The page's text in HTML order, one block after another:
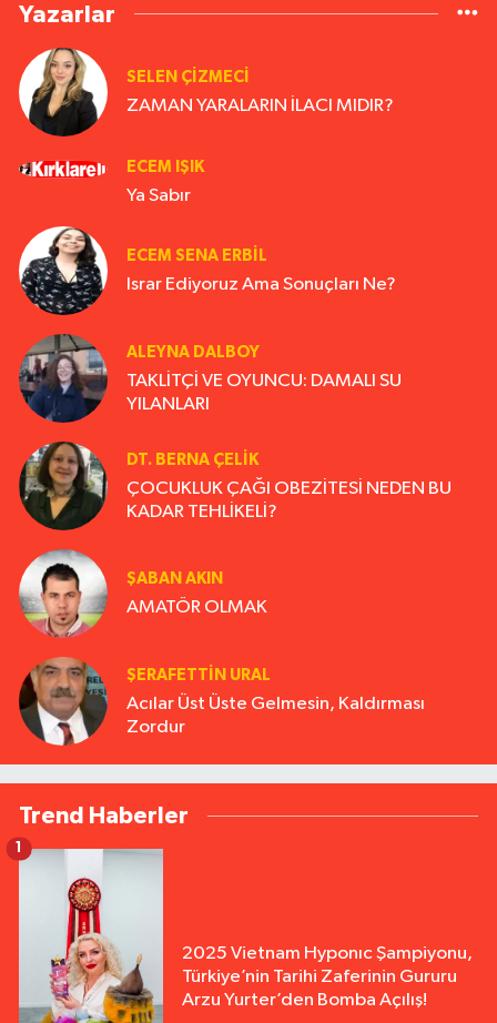
Yazarlar
SELEN ÇİZMECİ
ZAMAN YARALARIN İLACI MIDIR?
ECEM IŞIK
Ya Sabır
ECEM SENA ERBIL
Israr Ediyoruz Ama Sonuçları Ne?
ALEYNA DALBOY
TAKLİTÇİ VE OYUNCU: DAMALI SU
YILANLARI
DT. BERNA ÇELIK
ÇOCUKLUK ÇAĞI OBEZİTESİ NEDEN BU
KADAR TEHLİKELİ?
ŞABAN AKIN
AMATÖR OLMAK
ŞERAFETTIN URAL
Acılar Üst Üste Gelmesin, Kaldırması
Zordur
Trend Haberler
2025 Vietnam Hyponıc Şampiyonu,
Türkiye’nin Tarihi Zaferinin Gururu
Arzu Yurter’den Bomba Açılış!
1